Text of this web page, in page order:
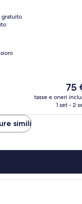
gratuito
Il
75
tasse e oneri
1 set - 2
simili